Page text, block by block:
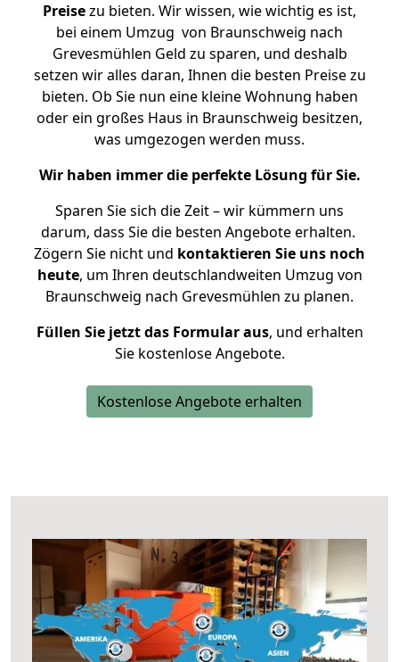
Preisezu bieten. Wir wissen, wie wichtig es ist,
bei einem Umzug von Braunschweig nach
Grevesmühlen Geld zu sparen, und deshalb
setzen wir alles daran, Ihnen die besten Preise zu
bieten. Ob Sie nun eine kleine Wohnung haben
oder ein großes Haus in Braunschweig besitzen,
was umgezogen werden muss.
Wir haben immer die perfekte Lösung für Sie.
Sparen Sie sich die Zeit – wir kümmern uns
darum, dass Sie die besten Angebote erhalten.
Zögern Sie nicht und kontaktieren Sie uns noch
heute, um Ihren deutschlandweiten Umzug von
Braunschweig nach Grevesmühlen zu planen.
Füllen Sie jetzt das Formular aus, und erhalten
Sie kostenlose Angebote.
Kostenlose Angebote erhalten